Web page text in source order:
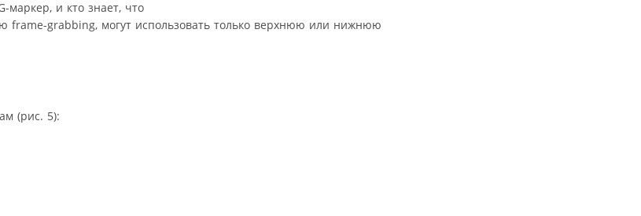
маркер, и кто знает, что
frame-grabbing, могут использовать только верхнюю или нижнюю
(рис. 5):